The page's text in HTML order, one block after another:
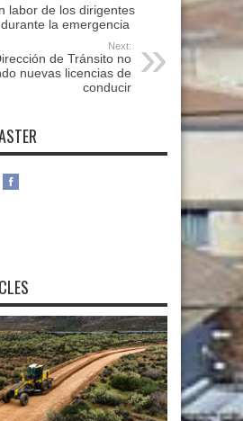
labor de los dirigentes
la emergencia
Next:
de Tránsito no
nuevas licencias de
conducir